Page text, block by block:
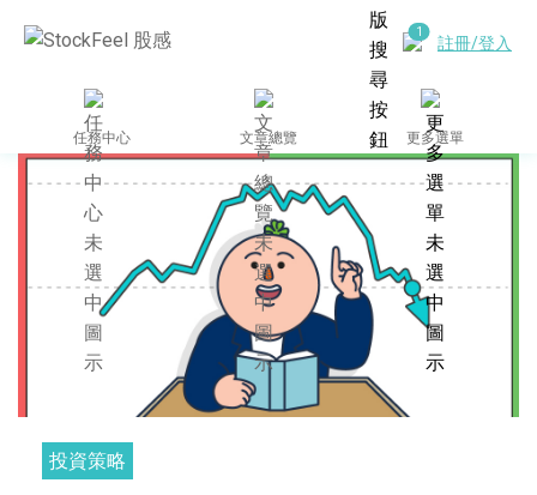
註冊/登入
任務中心 文章總覽 更多選單
投資策略